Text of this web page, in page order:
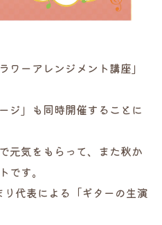
ワーアレンジメント講座」
ジ」も同時開催することに
元気をもらって、また秋か
です。
代表による「ギターの生演